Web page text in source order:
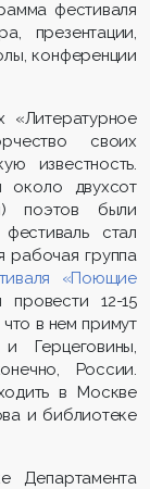
фестиваля
презентации,
конференции
«Литературное
своих
известность.
около двухсот
поэтов были
стал
рабочая группа
«Поющие
провести 12-15
в нем примут
Герцеговины,
России.
в Москве
и библиотеке
Департамента